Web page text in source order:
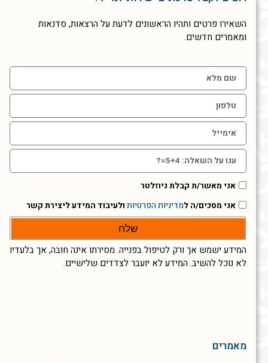
השאירו פרטים ותהיו הראשונים לדעת על הרצאות, סדנאות
ומאמרים חדשים.
אני מאשר/ת קבלת ניוזלטר
אני מסכים/ה למדיניות הפרטיות ולעיבוד המידע ליצירת קשר
שלח
המידע ישמש אך ורק לטיפול בפנייה. מסירתו אינה חובה, אך בלעדיו
לא נוכל להשיב. המידע לא יועבר לצדדים שלישיים.
מאמרים